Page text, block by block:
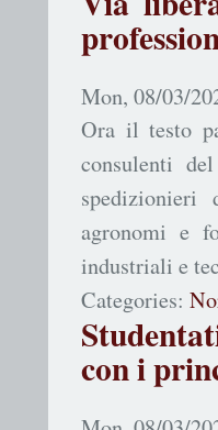
Mon, 08/03/
Ora il testo
consulenti
spedizionieri
agronomi e
industriali e
Categories:
con i